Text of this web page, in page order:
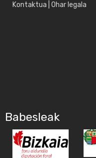
Kontaktua Ohar legala
Babesleak